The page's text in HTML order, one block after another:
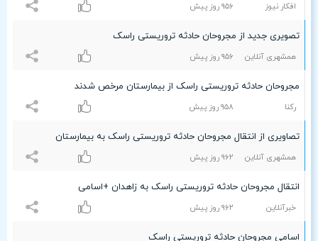
افکار نیوز ٩۵۶ روز پیش
تصویری جدید از مجروحان حادثه تروریستی راسک
همشهری آنلاین ٩۵۶ روز پیش
مجروحان حادثه تروریستی راسک از بیمارستان مرخص شدند
رکنا ٩۵۸ روز پیش
تصاویری از انتقال مجروحان حادثه تروریستی راسک به بیمارستان
همشهری آنلاین ٩۶۲ روز پیش
انتقال مجروحان حادثه تروریستی راسک به زاهدان +اسامی
خبرآنلاین ٩۶۲ روز پیش
اسامی مجروحان حادثه تروریستی راسک